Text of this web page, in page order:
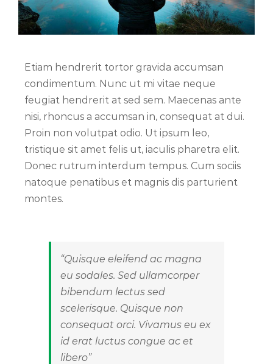
Etiam hendrerit tortor gravida accumsan
condimentum. Nunc ut mi vitae neque
feugiat hendrerit at sed sem. Maecenas ante
nisi, rhoncus a accumsan in, consequat at dui.
Proin non volutpat odio. Ut ipsum leo,
tristique sit amet felis ut, iaculis pharetra elit.
Donec rutrum interdum tempus. Cum sociis
natoque penatibus et magnis dis parturient
montes.
“Quisque eleifend ac magna
eu sodales. Sed ullamcorper
bibendum lectus sed
scelerisque. Quisque non
consequat orci. Vivamus eu ex
id erat luctus congue ac et
libero”